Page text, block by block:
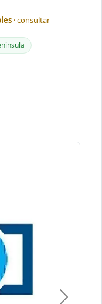
· consultar